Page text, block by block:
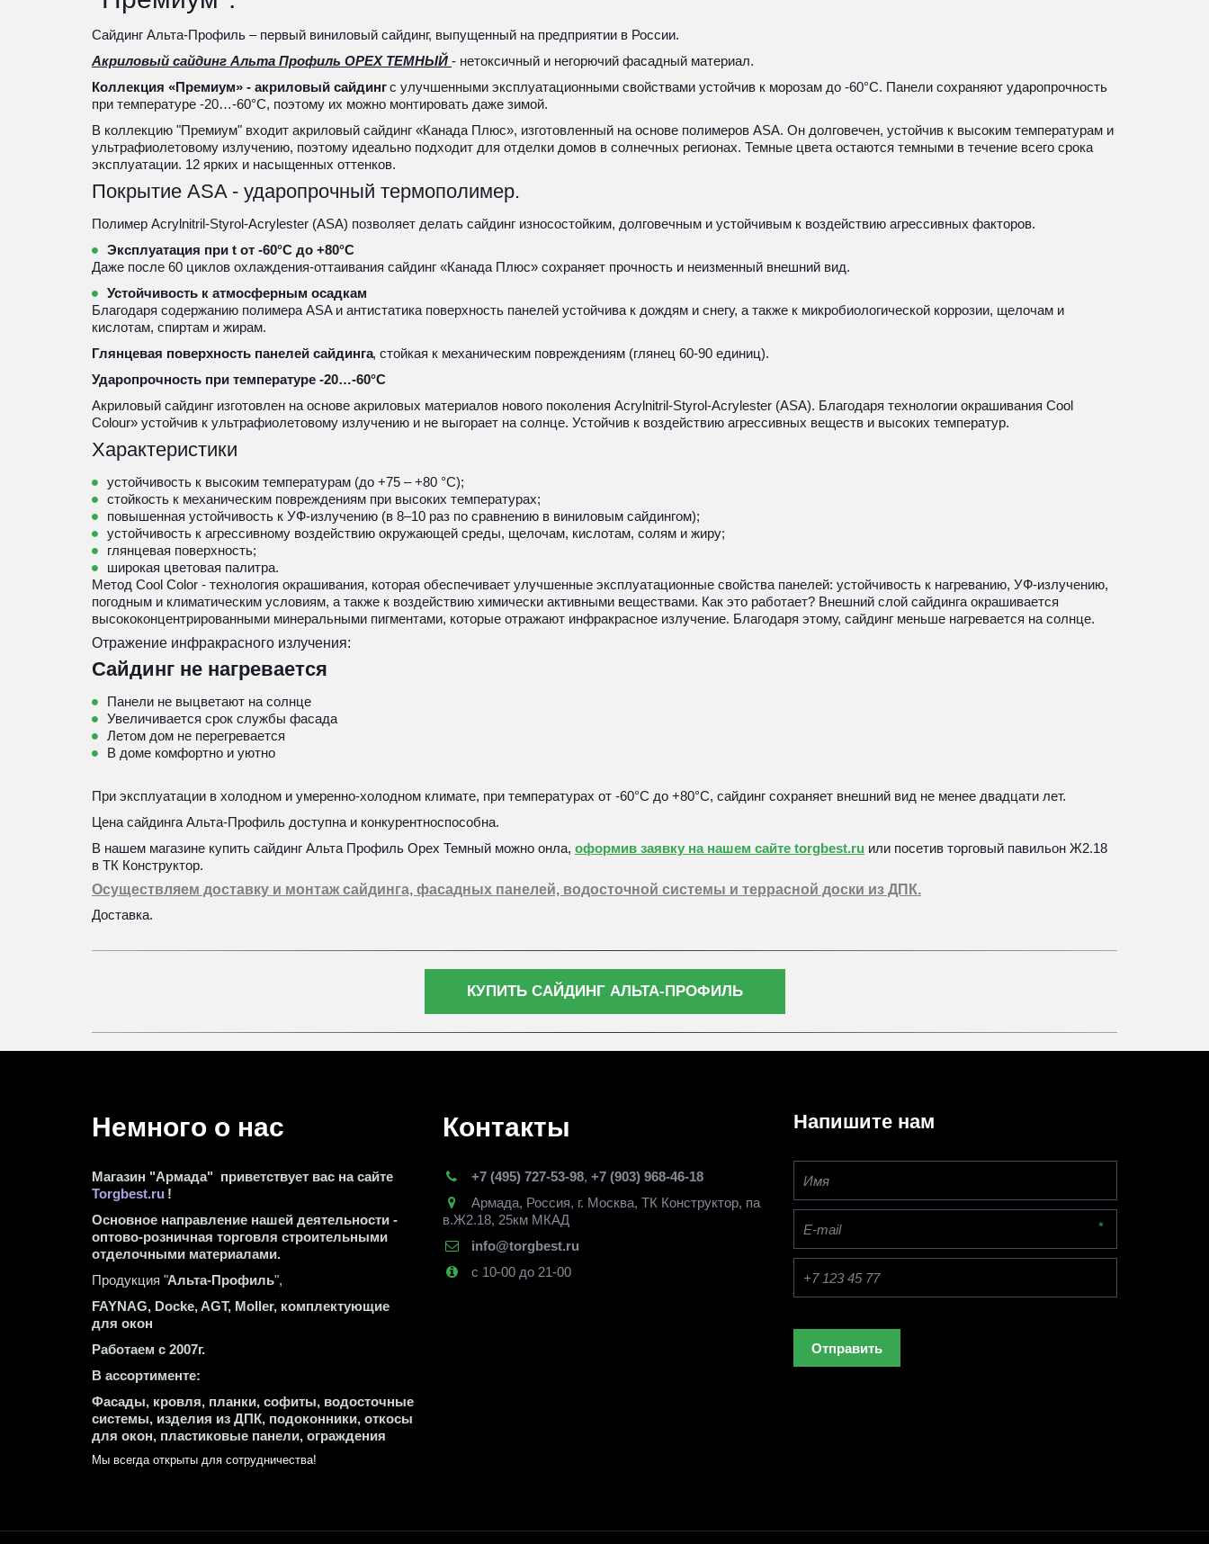
Сайдинг Альта-Профиль – первый виниловый сайдинг, выпущенный на предприятии в России.
Акриловый сайдинг Альта Профиль ОРЕХ ТЕМНЫЙ - нетоксичный и негорючий фасадный материал.
Коллекция «Премиум» - акриловый сайдинг с улучшенными эксплуатационными свойствами устойчив к морозам до -60°С. Панели сохраняют ударопрочность
при температуре -20…-60°С, поэтому их можно монтировать даже зимой.
В коллекцию "Премиум" входит акриловый сайдинг «Канада Плюс», изготовленный на основе полимеров ASA. Он долговечен, устойчив к высоким температурам и
ультрафиолетовому излучению, поэтому идеально подходит для отделки домов в солнечных регионах. Темные цвета остаются темными в течение всего срока
эксплуатации. 12 ярких и насыщенных оттенков.
Покрытие ASA - ударопрочный термополимер.
Полимер Acrylnitril-Styrol-Acrylester (ASA) позволяет делать сайдинг износостойким, долговечным и устойчивым к воздействию агрессивных факторов.
Эксплуатация при t от -60°С до +80°С
Даже после 60 циклов охлаждения-оттаивания сайдинг «Канада Плюс» сохраняет прочность и неизменный внешний вид.
Устойчивость к атмосферным осадкам
Благодаря содержанию полимера ASA и антистатика поверхность панелей устойчива к дождям и снегу, а также к микробиологической коррозии, щелочам и
кислотам, спиртам и жирам.
Глянцевая поверхность панелей сайдинга, стойкая к механическим повреждениям (глянец 60-90 единиц).
Ударопрочность при температуре -20…-60°С
Акриловый сайдинг изготовлен на основе акриловых материалов нового поколения Acrylnitril-Styrol-Acrylester (ASA). Благодаря технологии окрашивания Cool
Colour» устойчив к ультрафиолетовому излучению и не выгорает на солнце. Устойчив к воздействию агрессивных веществ и высоких температур.
Характеристики
устойчивость к высоким температурам (до +75 – +80 °С);
стойкость к механическим повреждениям при высоких температурах;
повышенная устойчивость к УФ-излучению (в 8–10 раз по сравнению в виниловым сайдингом);
устойчивость к агрессивному воздействию окружающей среды, щелочам, кислотам, солям и жиру;
глянцевая поверхность;
широкая цветовая палитра.
Метод Cool Color - технология окрашивания, которая обеспечивает улучшенные эксплуатационные свойства панелей: устойчивость к нагреванию, УФ-излучению,
погодным и климатическим условиям, а также к воздействию химически активными веществами. Как это работает? Внешний слой сайдинга окрашивается
высококонцентрированными минеральными пигментами, которые отражают инфракрасное излучение. Благодаря этому, сайдинг меньше нагревается на солнце.
Отражение инфракрасного излучения:
Сайдинг не нагревается
Панели не выцветают на солнце
Увеличивается срок службы фасада
Летом дом не перегревается
В доме комфортно и уютно
При эксплуатации в холодном и умеренно-холодном климате, при температурах от -60°С до +80°С, сайдинг сохраняет внешний вид не менее двадцати лет.
Цена сайдинга Альта-Профиль доступна и конкурентноспособна.
В нашем магазине купить сайдинг Альта Профиль Орех Темный можно онла, оформив заявку на нашем сайте torgbest.ru или посетив торговый павильон Ж2.18
в ТК Конструктор.
Осуществляем доставку и монтаж сайдинга, фасадных панелей, водосточной системы и террасной доски из ДПК.
Доставка.
КУПИТЬ САЙДИНГ АЛЬТА-ПРОФИЛЬ
Немного о нас
Магазин "Армада"  приветствует вас на сайте
Torgbest.ru !
Основное направление нашей деятельности -
оптово-розничная торговля строительными
отделочными материалами.
Продукция "Альта-Профиль",
FAYNAG, Docke, AGT, Moller, комплектующие
для окон
Работаем с 2007г.
В ассортименте:
Фасады, кровля, планки, софиты, водосточные
системы, изделия из ДПК, подоконники, откосы
для окон, пластиковые панели, ограждения
Мы всегда открыты для сотрудничества!
Контакты
+7 (495) 727-53-98, +7 (903) 968-46-18
Армада, Россия, г. Москва, ТК Конструктор, па
в.Ж2.18, 25км МКАД
info@torgbest.ru
с 10-00 до 21-00
Напишите нам
*
Отправить